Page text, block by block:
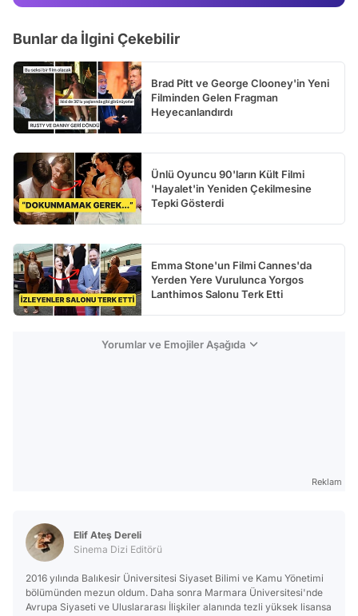
Bunlar da İlgini Çekebilir
Brad Pitt ve George Clooney'in Yeni
Filminden Gelen Fragman
Heyecanlandırdı
Ünlü Oyuncu 90'ların Kült Filmi
'Hayalet'in Yeniden Çekilmesine
Tepki Gösterdi
Emma Stone'un Filmi Cannes'da
Yerden Yere Vurulunca Yorgos
Lanthimos Salonu Terk Etti
Yorumlar ve Emojiler Aşağıda
Reklam
Elif Ateş Dereli
Sinema Dizi Editörü
2016 yılında Balıkesir Üniversitesi Siyaset Bilimi ve Kamu Yönetimi
bölümünden mezun oldum. Daha sonra Marmara Üniversitesi'nde
Avrupa Siyaseti ve Uluslararası İlişkiler alanında tezli yüksek lisansa